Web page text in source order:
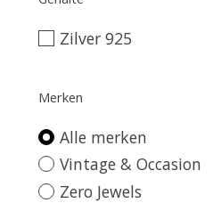
Zilver 925
Merken
Alle merken
Vintage & Occasion
Zero Jewels